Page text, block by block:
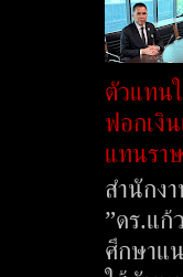
ตัวแทน
ฟอกเงิ
แทนรา
สำนักง
”ดร.แก้
ศึกษาแ